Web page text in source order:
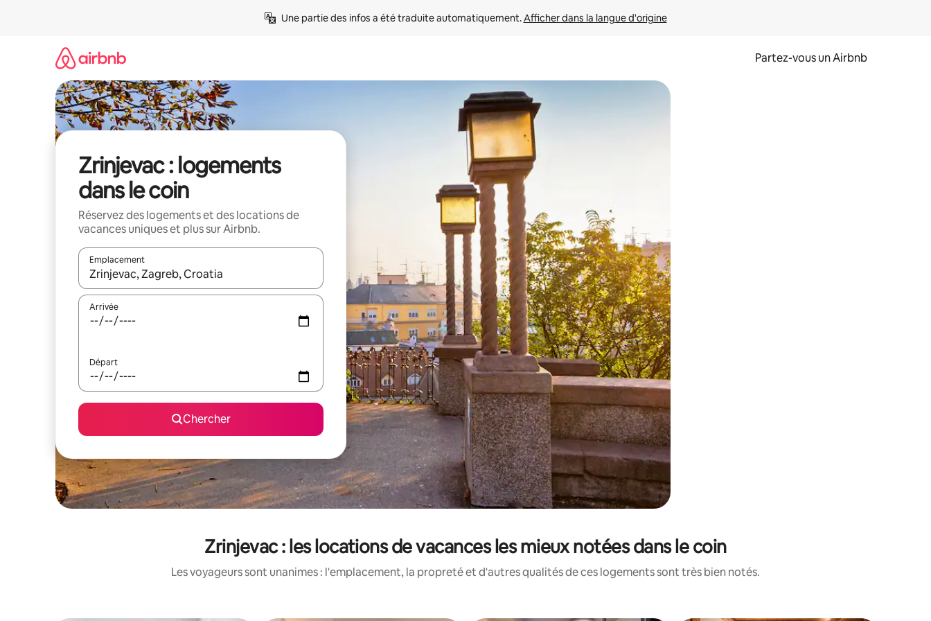
Une partie des infos a été traduite automatiquement. Afficher dans la langue d'origine
Partez-vous un Airbnb
Zrinjevac : logements
dans le coin
Réservez des logements et des locations de
vacances uniques et plus sur Airbnb.
Emplacement
Quand les résultats sont affichés, parcourez-les en utilisant les flèches vers le haut et vers le bas, ou en appuyant dessus et en les faisant glisser.
Arrivée
Départ
Chercher
Zrinjevac : les locations de vacances les mieux notées dans le coin
Les voyageurs sont unanimes : l'emplacement, la propreté et d'autres qualités de ces logements sont très bien notés.